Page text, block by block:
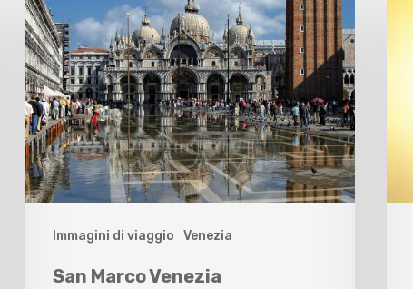
Immagini di viaggio Venezia
San Marco Venezia